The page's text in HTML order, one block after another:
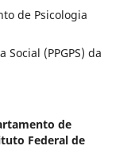
de Psicologia
(PPGPS) da
de
Federal de